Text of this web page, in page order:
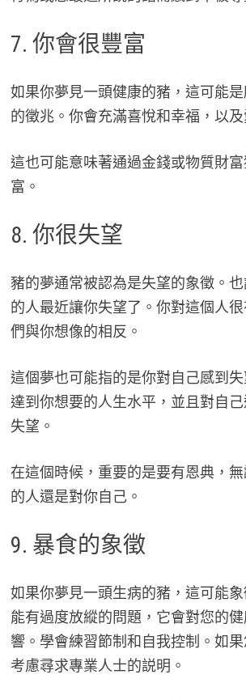
7. 你會很豐富
如果你夢見一頭健康的豬，這可能
的徵兆。你會充滿喜悅和幸福，以及
這也可能意味著通過金錢或物質財
富。
8. 你很失望
豬的夢通常被認為是失望的象徵。
的人最近讓你失望了。你對這個人
們與你想像的相反。
這個夢也可能指的是你對自己感到
達到你想要的人生水平，並且對自
失望。
在這個時候，重要的是要有恩典，
的人還是對你自己。
9. 暴食的象徵
如果你夢見一頭生病的豬，這可能
能有過度放縱的問題，它會對您的
響。學會練習節制和自我控制。如
考慮尋求專業人士的説明。